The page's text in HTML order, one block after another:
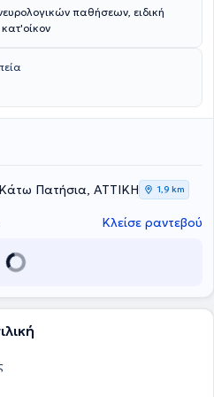
παθήσεων, ειδική
Πατήσια, ΑΤΤΙΚΗ 1,9 km
Κλείσε ραντεβού